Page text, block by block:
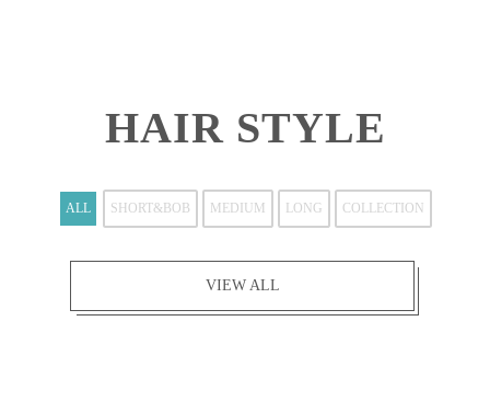
2025.10.5
ノンジアミンカラー メニュー スタートのお知らせ
HAIR STYLE
ALL SHORT&BOB MEDIUM LONG COLLECTION
VIEW ALL